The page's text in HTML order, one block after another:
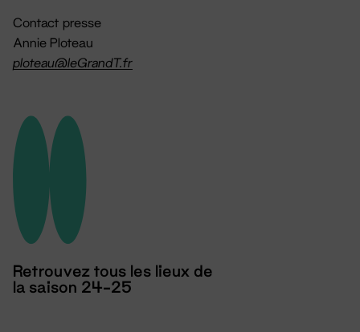
Contact presse
Annie Ploteau
ploteau@leGrandT.fr
Retrouvez tous les lieux de
la saison 24-25